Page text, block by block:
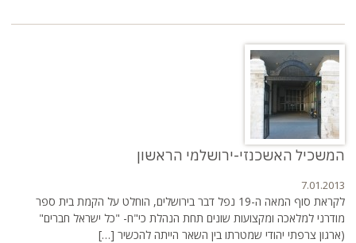
המשכיל האשכנזי-ירושלמי הראשון
7.01.2013
לקראת סוף המאה ה-19 נפל דבר בירושלים, הוחלט על הקמת בית ספר
מודרני למלאכה ומקצועות שונים תחת הנהלת כי"ח- "כל ישראל חברים"
(ארגון צרפתי יהודי שמטרתו בין השאר הייתה להכשיר […]